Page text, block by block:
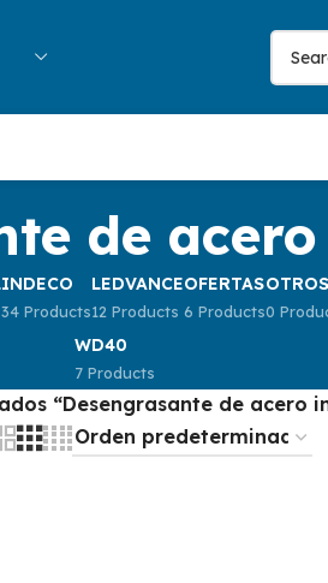
de
INDECO
34 Products
LEDVANCE
12 Products
OFERTAS
6 Products
OTROS
0
WD40
7 Products
“Desengrasante de acero